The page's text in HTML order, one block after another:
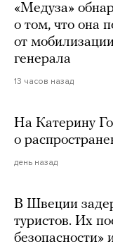
«Медуза»
о том, что она
от
генерала
13 часов назад
На Катерину
о
день назад
В Швеции
туристов. Их
безопасности»